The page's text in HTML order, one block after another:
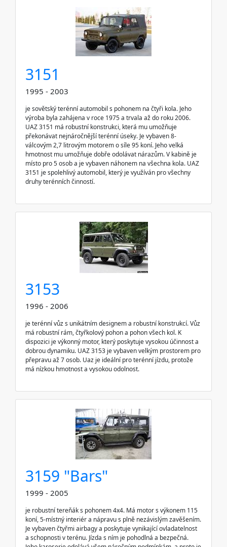
3151
1995 - 2003
je sovětský terénní automobil s pohonem na čtyři kola. Jeho
výroba byla zahájena v roce 1975 a trvala až do roku 2006.
UAZ 3151 má robustní konstrukci, která mu umožňuje
překonávat nejnáročnější terénní úseky. Je vybaven 8-
válcovým 2,7 litrovým motorem o síle 95 koní. Jeho velká
hmotnost mu umožňuje dobře odolávat nárazům. V kabině je
místo pro 5 osob a je vybaven náhonem na všechna kola. UAZ
3151 je spolehlivý automobil, který je využíván pro všechny
druhy terénních činností.
3153
1996 - 2006
je terénní vůz s unikátním designem a robustní konstrukcí. Vůz
má robustní rám, čtyřkolový pohon a pohon všech kol. K
dispozici je výkonný motor, který poskytuje vysokou účinnost a
dobrou dynamiku. UAZ 3153 je vybaven velkým prostorem pro
přepravu až 7 osob. Uaz je ideální pro terénní jízdu, protože
má nízkou hmotnost a vysokou odolnost.
3159 "Bars"
1999 - 2005
je robustní tereňák s pohonem 4x4. Má motor s výkonem 115
koní, 5-místný interiér a nápravu s plně nezávislým zavěšením.
Je vybaven čtyřmi airbagy a poskytuje vynikající ovladatelnost
a schopnosti v terénu. Jízda s ním je pohodlná a bezpečná.